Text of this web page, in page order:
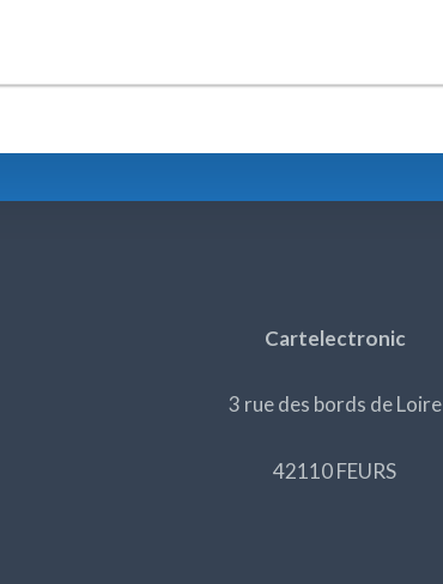
Cartelectronic
3 rue des bords de Loire
42110 FEURS